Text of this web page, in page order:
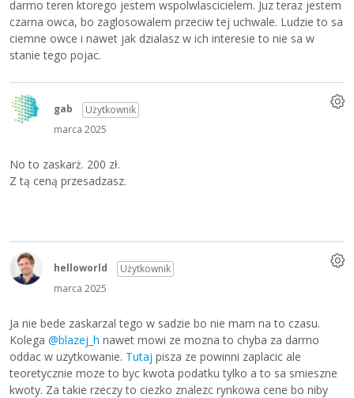
darmo teren ktorego jestem wspolwlascicielem. Juz teraz jestem
czarna owca, bo zaglosowalem przeciw tej uchwale. Ludzie to sa
ciemne owce i nawet jak dzialasz w ich interesie to nie sa w
stanie tego pojac.
gab
Użytkownik
marca 2025
No to zaskarż. 200 zł.
Z tą ceną przesadzasz.
helloworld
Użytkownik
marca 2025
Ja nie bede zaskarzal tego w sadzie bo nie mam na to czasu.
Kolega @blazej_h nawet mowi ze mozna to chyba za darmo
oddac w uzytkowanie. Tutaj pisza ze powinni zaplacic ale
teoretycznie moze to byc kwota podatku tylko a to sa smieszne
kwoty. Za takie rzeczy to ciezko znalezc rynkowa cene bo niby